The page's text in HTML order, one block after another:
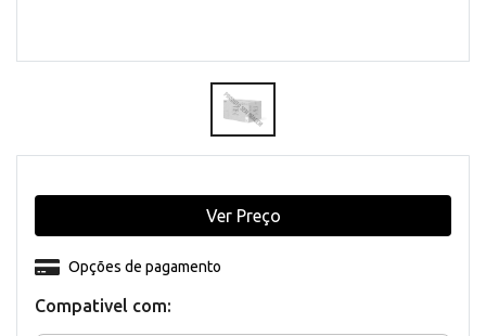
Compativel com:
Opções de pagamento
Ver Preço